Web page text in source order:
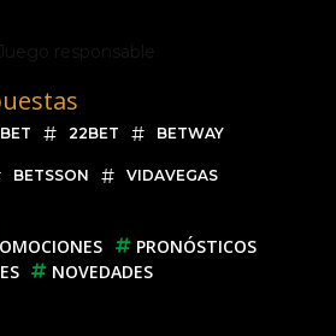
22BET BETWAY
BETSSON VIDAVEGAS
PRONÓSTICOS
NOVEDADES